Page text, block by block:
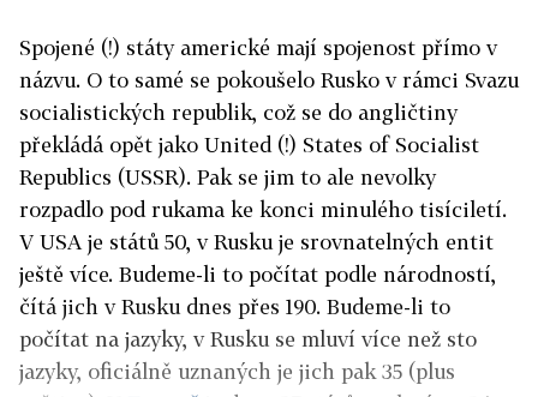
Spojené (!) státy americké mají spojenost přímo v
názvu. O to samé se pokoušelo Rusko v rámci Svazu
socialistických republik, což se do angličtiny
překládá opět jako United (!) States of Socialist
Republics (USSR). Pak se jim to ale nevolky
rozpadlo pod rukama ke konci minulého tisíciletí.
V USA je států 50, v Rusku je srovnatelných entit
ještě více. Budeme-li to počítat podle národností,
čítá jich v Rusku dnes přes 190. Budeme-li to
počítat na jazyky, v Rusku se mluví více než sto
jazyky, oficiálně uznaných je jich pak 35 (plus